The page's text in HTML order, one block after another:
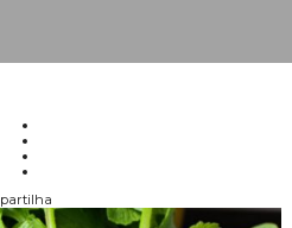
partilha